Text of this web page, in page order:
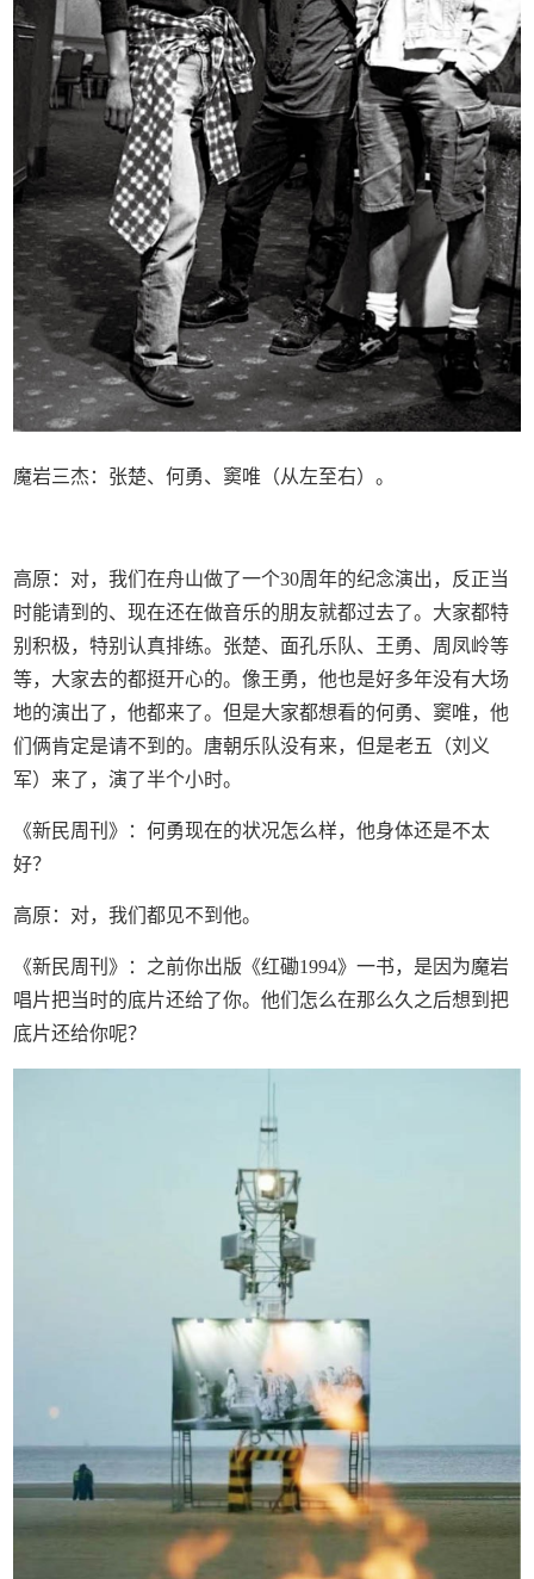
魔岩三杰：张楚、何勇、窦唯（从左至右）。
高原：对，我们在舟山做了一个30周年的纪念演出，反正当
时能请到的、现在还在做音乐的朋友就都过去了。大家都特
别积极，特别认真排练。张楚、面孔乐队、王勇、周凤岭等
等，大家去的都挺开心的。像王勇，他也是好多年没有大场
地的演出了，他都来了。但是大家都想看的何勇、窦唯，他
们俩肯定是请不到的。唐朝乐队没有来，但是老五（刘义
军）来了，演了半个小时。
《新民周刊》：何勇现在的状况怎么样，他身体还是不太
好？
高原：对，我们都见不到他。
《新民周刊》：之前你出版《红磡1994》一书，是因为魔岩
唱片把当时的底片还给了你。他们怎么在那么久之后想到把
底片还给你呢？